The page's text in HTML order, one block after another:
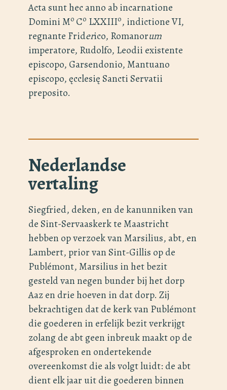
Acta sunt hec anno ab incarnatione
Domini Mo Co LXXIIIo, indictione VI,
regnante Friderico, Romanorum
imperatore, Rudolfo, Leodii existente
episcopo, Garsendonio, Mantuano
episcopo, ęcclesię Sancti Servatii
preposito.
Nederlandse
vertaling
Siegfried, deken, en de kanunniken van
de Sint-Servaaskerk te Maastricht
hebben op verzoek van Marsilius, abt, en
Lambert, prior van Sint-Gillis op de
Publémont, Marsilius in het bezit
gesteld van negen bunder bij het dorp
Aaz en drie hoeven in dat dorp. Zij
bekrachtigen dat de kerk van Publémont
die goederen in erfelijk bezit verkrijgt
zolang de abt geen inbreuk maakt op de
afgesproken en ondertekende
overeenkomst die als volgt luidt: de abt
dient elk jaar uit die goederen binnen